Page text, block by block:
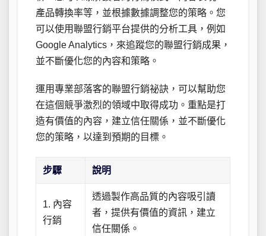
產品轉換率等，並根據數據調整您的策略。您
可以使用聯盟行銷平台提供的分析工具，例如
Google Analytics，來追蹤您的聯盟行銷成果，
並不斷優化您的內容和策略。
運用專業部落客的聯盟行銷祕訣，可以幫助您
在這個競爭激烈的領域中取得成功。重點是打
造有價值的內容，建立信任關係，並不斷優化
您的策略，以達到預期的目標。
步驟 說明
1. 內容
行銷
透過製作高品質的內容吸引讀
者，提供有價值的資訊，建立
信任關係。